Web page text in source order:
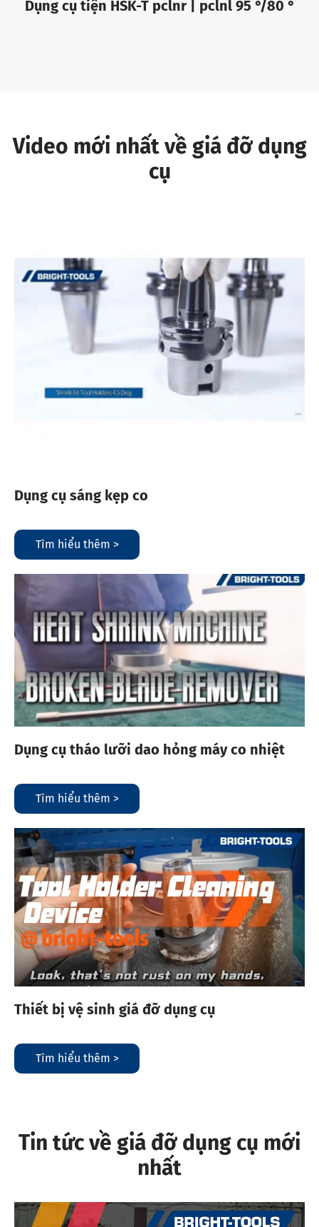
Dụng cụ tiện HSK-T pclnr | pclnl 95 °/80 °
Video mới nhất về giá đỡ dụng
cụ
Dụng cụ sáng kẹp co
Tìm hiểu thêm >
Dụng cụ tháo lưỡi dao hỏng máy co nhiệt
Tìm hiểu thêm >
Thiết bị vệ sinh giá đỡ dụng cụ
Tìm hiểu thêm >
Tin tức về giá đỡ dụng cụ mới
nhất